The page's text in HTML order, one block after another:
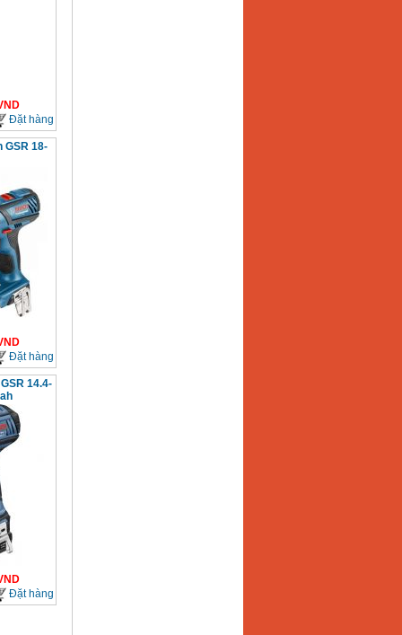
Đặt hàng
GSR 18-
Đặt hàng
14.4-
Đặt hàng